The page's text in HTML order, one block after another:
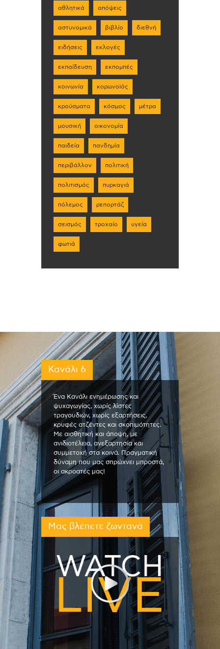
αθλητικά απόψεις
αστυνομικά βιβλίο διεθνή
ειδήσεις εκλογές
εκπαίδευση εκπομπές
κοινωνία κορωνοϊός
κρούσματα κόσμος μέτρα
μουσική οικονομία
παιδεία πανδημία
περιβάλλον πολιτική
πολιτισμός πυρκαγιά
πόλεμος ρεπορτάζ
σεισμός τροχαίο υγεία
φωτιά
Κανάλι 6
Ένα Κανάλι ενημέρωσης και
ψυχαγωγίας, χωρίς λίστες
τραγουδιών, χωρίς εξαρτήσεις,
κρυφές ατζέντες και σκοπιμότητες.
Με αισθητική και άποψη, με
ανιδιοτέλεια, ανεξαρτησία και
συμμετοχή στα κοινά. Πραγματική
δύναμη που μας σπρώχνει μπροστά,
οι ακροατές μας!
Μας βλέπετε ζωντανά